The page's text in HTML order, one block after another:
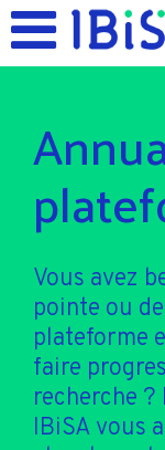
Vous avez
pointe ou
plateforme
faire
recherche
IBiSA vous